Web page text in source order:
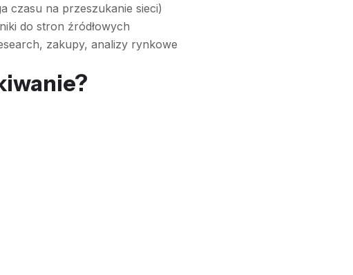
czasu na przeszukanie sieci)
do stron źródłowych
zakupy, analizy rynkowe